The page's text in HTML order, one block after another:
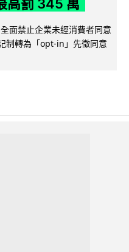
高罰 345 萬
面禁止企業未經消費者同意
制轉為「opt-in」先徵同意